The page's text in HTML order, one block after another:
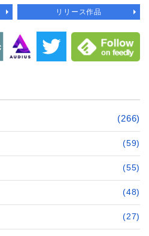
リリース作品
(266)
(59)
(55)
(48)
(27)